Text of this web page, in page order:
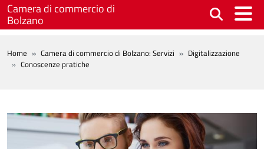
Salta al contenuto principale
Camera di commercio di
Bolzano
BREADCRUMB
Home Camera di commercio di Bolzano: Servizi
Digitalizzazione
Conoscenze pratiche